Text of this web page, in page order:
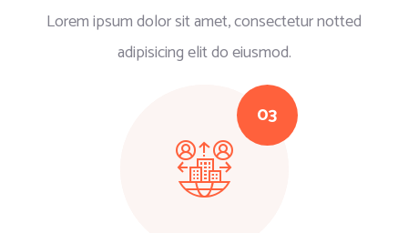
Lorem ipsum dolor sit amet, consectetur notted
adipisicing elit do eiusmod.